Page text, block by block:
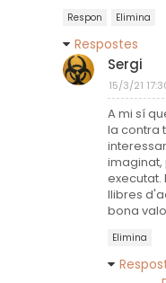
Respon Elimina
Respostes
Sergi
15/3/21
A mi sí
la contra
imaginat,
executat.
llibres
bona
Elimina